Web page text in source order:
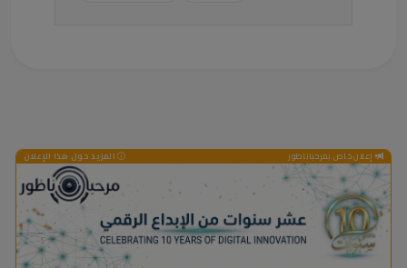
إعلان خاص بمرحباناظور المزيد حول هذا الإعلان